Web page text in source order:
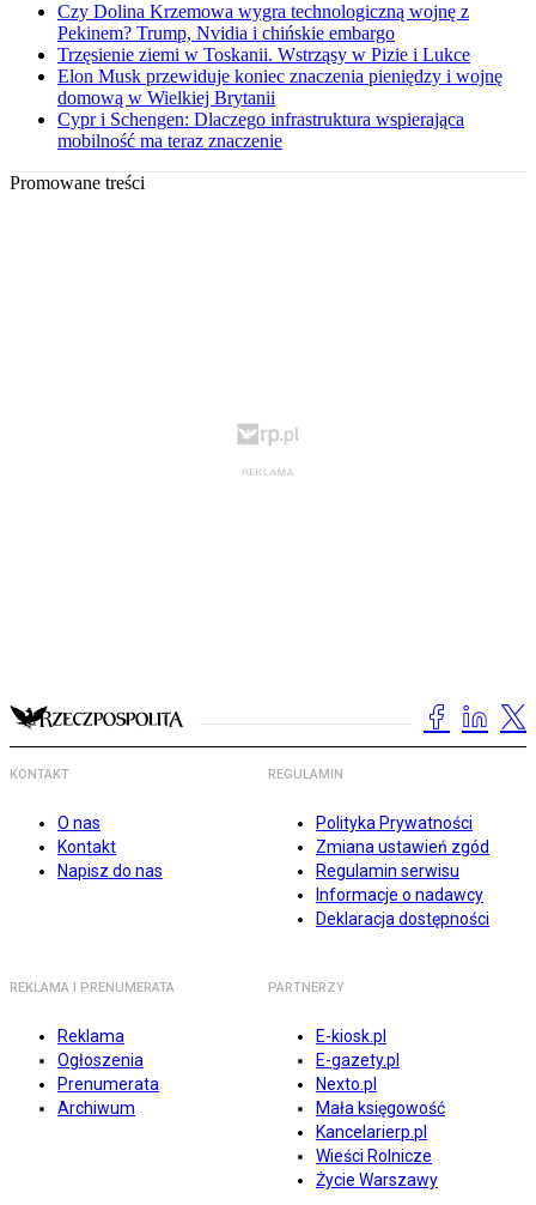
Czy Dolina Krzemowa wygra technologiczną wojnę z
Pekinem? Trump, Nvidia i chińskie embargo
Trzęsienie ziemi w Toskanii. Wstrząsy w Pizie i Lukce
Elon Musk przewiduje koniec znaczenia pieniędzy i wojnę
domową w Wielkiej Brytanii
Cypr i Schengen: Dlaczego infrastruktura wspierająca
mobilność ma teraz znaczenie
Promowane treści
KONTAKT
O nas
Kontakt
Napisz do nas
REGULAMIN
Polityka Prywatności
Zmiana ustawień zgód
Regulamin serwisu
Informacje o nadawcy
Deklaracja dostępności
REKLAMA I PRENUMERATA
Reklama
Ogłoszenia
Prenumerata
Archiwum
PARTNERZY
E-kiosk.pl
E-gazety.pl
Nexto.pl
Mała księgowość
Kancelarierp.pl
Wieści Rolnicze
Życie Warszawy